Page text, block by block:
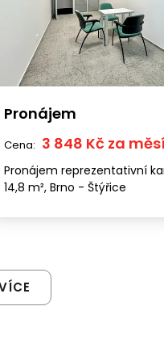
Pronájem
Cena: 3 848 Kč za
Pronájem reprezentativní
14,8 m², Brno - Štýřice